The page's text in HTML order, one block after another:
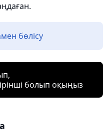
бөлісу
болып оқыңыз